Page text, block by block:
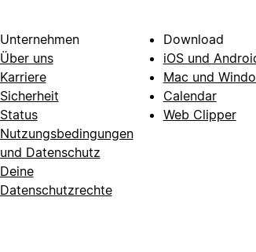
Unternehmen
Über uns
Karriere
Sicherheit
Status
Nutzungsbedingungen
und Datenschutz
Deine
Datenschutzrechte
Download
iOS und
Mac und
Calendar
Web Clipper